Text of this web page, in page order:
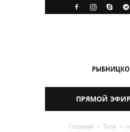
ПРЯМОЙ ЭФИР
Главная Теги